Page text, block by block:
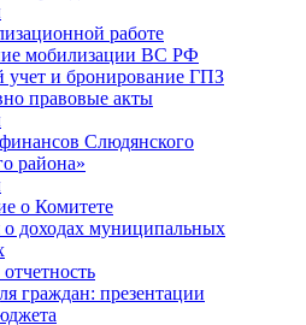
работе
мобилизации ВС РФ
учет и бронирование ГПЗ
правовые акты
Слюдянского
района»
о Комитете
о доходах муниципальных
граждан: презентации